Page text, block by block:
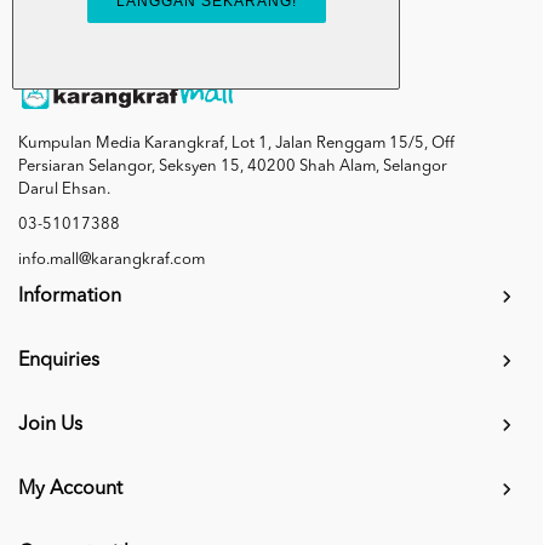
Kumpulan Media Karangkraf, Lot 1, Jalan Renggam 15/5, Off
Persiaran Selangor, Seksyen 15, 40200 Shah Alam, Selangor
Darul Ehsan.
03-51017388
info.mall@karangkraf.com
Information
Enquiries
Join Us
My Account